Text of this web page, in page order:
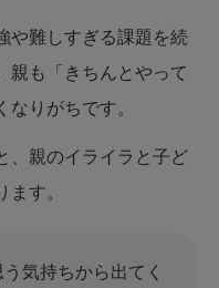
や難しすぎる課題を続
親も「きちんとやって
りがちです。
、親のイライラと子ど
す。
気持ちから出てく